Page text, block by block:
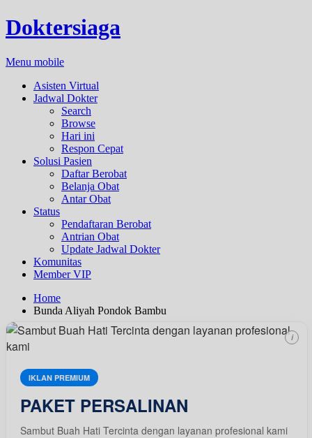
Doktersiaga
Menu mobile
Asisten Virtual
Jadwal Dokter
Search
Browse
Hari ini
Respon Cepat
Solusi Pasien
Daftar Berobat
Belanja Obat
Antar Obat
Status
Pendaftaran Berobat
Antrian Obat
Update Jadwal Dokter
Komunitas
Member VIP
Home
Bunda Aliyah Pondok Bambu
IKLAN PREMIUM
PAKET PERSALINAN
Sambut Buah Hati Tercinta dengan layanan profesional kami
i